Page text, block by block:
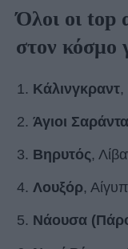
Όλοι οι top
στον κόσμο
Κάλινγκραντ
Άγιοι Σαράντα
Βηρυτός,
Λουξόρ,
Νάουσα